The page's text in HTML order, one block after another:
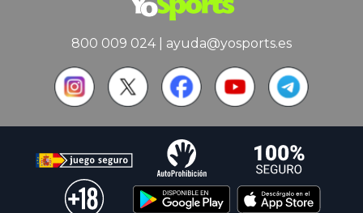
800 009 024| ayuda@yosports.es